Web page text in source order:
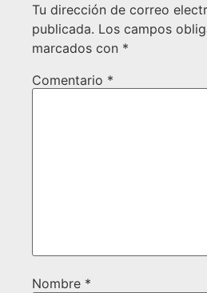
Tu dirección de correo
publicada. Los campos
marcados con *
Comentario *
Nombre *